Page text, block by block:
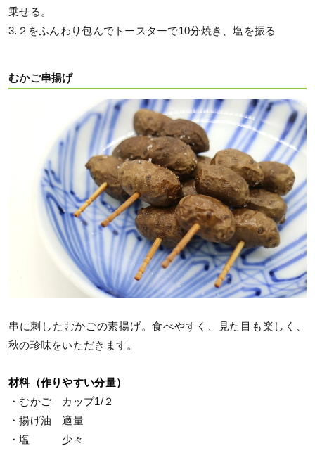
乗せる。
3.２をふんわり包んでトースターで10分焼き、塩を振る
むかご串揚げ
串に刺したむかごの素揚げ。食べやすく、見た目も楽しく、
秋の珍味をいただきます。
材料（作りやすい分量）
・むかご カップ1/２
・揚げ油 適量
・塩 少々